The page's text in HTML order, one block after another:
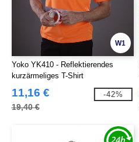
W1
Yoko YK410 - Reflektierendes
kurzärmeliges T-Shirt
11,16 €
19,40 €
-42%